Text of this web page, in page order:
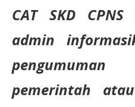
CAT SKD
admin
pemerintah